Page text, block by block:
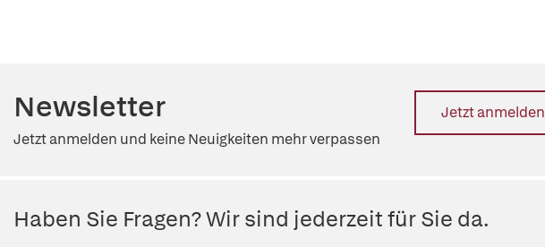
Newsletter
Jetzt anmelden und keine Neuigkeiten mehr verpassen
Jetzt anmelden
Haben Sie Fragen? Wir sind jederzeit für Sie da.